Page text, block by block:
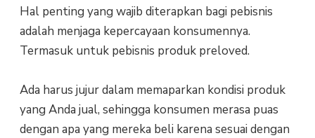
Hal penting yang wajib diterapkan bagi pebisnis
adalah menjaga kepercayaan konsumennya.
Termasuk untuk pebisnis produk preloved.
Ada harus jujur dalam memaparkan kondisi produk
yang Anda jual, sehingga konsumen merasa puas
dengan apa yang mereka beli karena sesuai dengan